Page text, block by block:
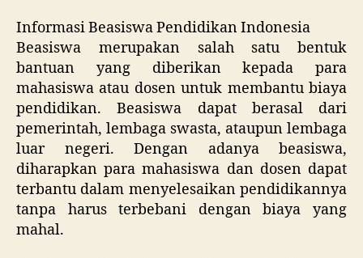
Informasi Beasiswa Pendidikan Indonesia
Beasiswa merupakan salah satu bentuk
bantuan yang diberikan kepada para
mahasiswa atau dosen untuk membantu biaya
pendidikan. Beasiswa dapat berasal dari
pemerintah, lembaga swasta, ataupun lembaga
luar negeri. Dengan adanya beasiswa,
diharapkan para mahasiswa dan dosen dapat
terbantu dalam menyelesaikan pendidikannya
tanpa harus terbebani dengan biaya yang
mahal.